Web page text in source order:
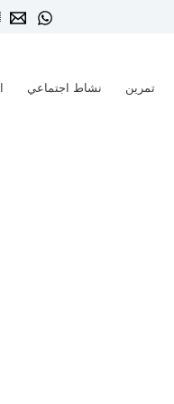
تمرين نشاط اجتماعي